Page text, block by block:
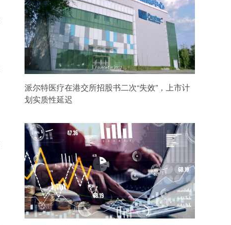
派尔特医疗在港交所招股书二次“失效”，上市计
划实质性延迟